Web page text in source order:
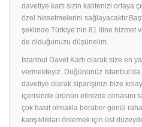
davetiye kartı sizin kalitenizi ortaya
özel hissetmelerini
şeklinde Türkiye’nin 81 iline hizmet
de olduğunuzu düşünelim.
İstanbul Davet Kartı olarak size en
vermekteyiz. Düğününüz
davetiye olarak siparişinizi bize
içerisinde ürünün elinizde olmasını
çok basit olmakla beraber gönül
karışıklıkları önlemek için üst